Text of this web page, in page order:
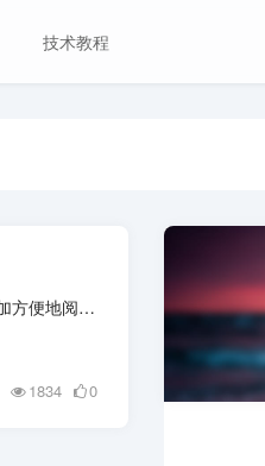
技术教程
软件介绍 Koodo Reader是一款电子书阅读器，它提供了丰富的功能和特点，让用户可以更加方便地阅读电子书籍。内置 AI 翻译、词典、总结等智能工具，还能添加...
1834 0